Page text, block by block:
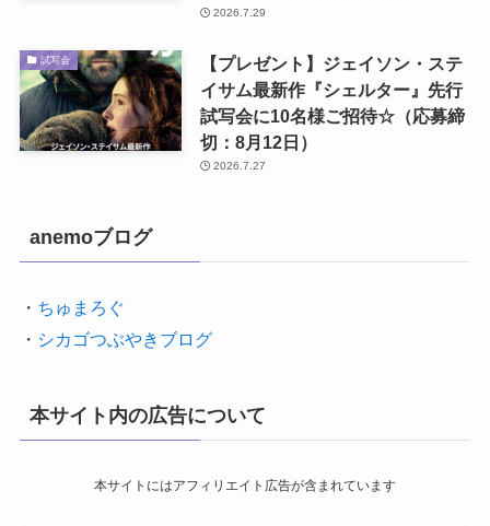
2026.7.29
試写会
【プレゼント】ジェイソン・ステ
イサム最新作『シェルター』先行
試写会に10名様ご招待☆（応募締
切：8月12日）
2026.7.27
anemoブログ
・ ちゅまろぐ
・ シカゴつぶやきブログ
本サイト内の広告について
本サイトにはアフィリエイト広告が含まれています